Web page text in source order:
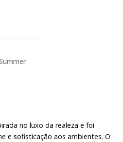
no luxo da realeza e foi
e sofisticação aos ambientes. O